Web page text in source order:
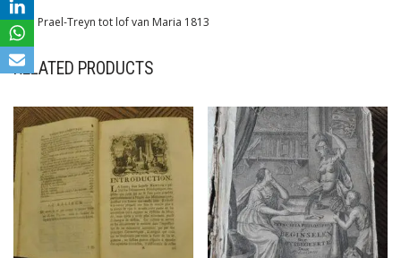
Tag: Prael-Treyn tot lof van Maria 1813
RELATED PRODUCTS